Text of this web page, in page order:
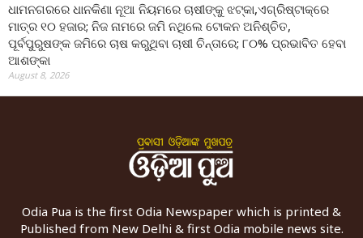
ଧାମନଗରରେ ଧାନକିଣା ନୂଆ ନିୟମରେ ଚାଷୀଙ୍କୁ ଝଟ୍‌କା,ଏଗ୍ରିଷ୍ଟାକ୍‌ରେ
ମାତ୍ର ୧୦ ହଜାର; ନିଜ ନାମରେ ଜମି ନଥିଲେ ଟୋକନ ଅନିଶ୍ଚିତ,
ପୂର୍ବପୁରୁଷଙ୍କ ଜମିରେ ଚାଷ କରୁଥିବା ଚାଷୀ ଚିନ୍ତାରେ; ୮୦% ପ୍ରଭାବିତ ହେବା
ଆଶଙ୍କା
August 8, 2026
Odia Pua is the first Odia Newspaper which is printed &
Published from New Delhi & first Odia mobile news site.